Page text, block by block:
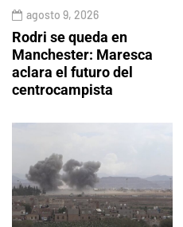
agosto 9, 2026
Rodri se queda en
Manchester: Maresca
aclara el futuro del
centrocampista